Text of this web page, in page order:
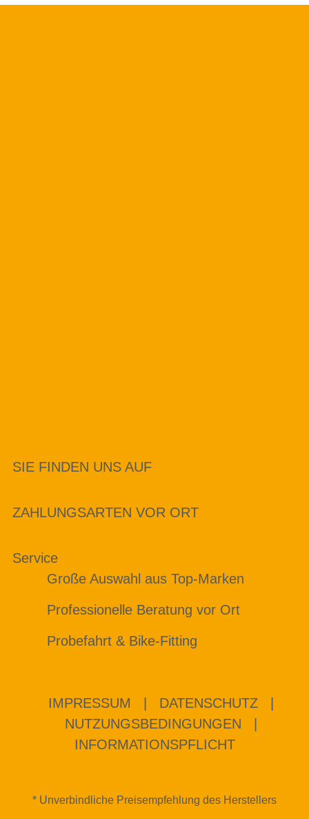
SIE FINDEN UNS AUF
ZAHLUNGSARTEN VOR ORT
Service
Große Auswahl aus Top-Marken
Professionelle Beratung vor Ort
Probefahrt & Bike-Fitting
IMPRESSUM DATENSCHUTZ
NUTZUNGSBEDINGUNGEN
INFORMATIONSPFLICHT
* Unverbindliche Preisempfehlung des Herstellers